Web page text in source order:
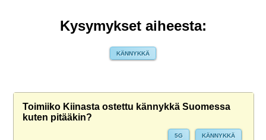
Kysymykset aiheesta:
KÄNNYKKÄ
Toimiiko Kiinasta ostettu kännykkä Suomessa
kuten pitääkin?
5G KÄNNYKKÄ